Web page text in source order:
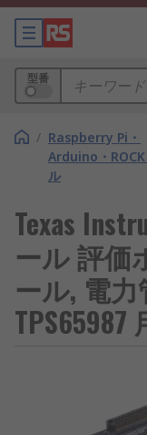
型番
/ Raspberry Pi・
Arduino・
ル
Texas
ール 評価
ール, 電力
TPS65987